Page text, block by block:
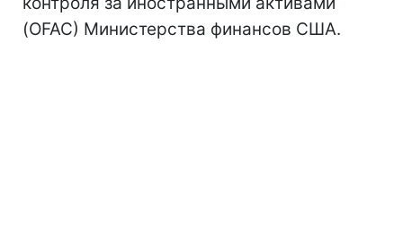
(OFAC) Министерства финансов США.